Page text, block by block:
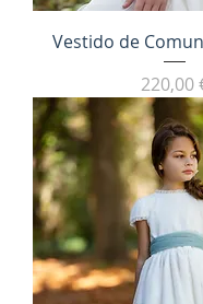
Vestido de
Precio
220,00